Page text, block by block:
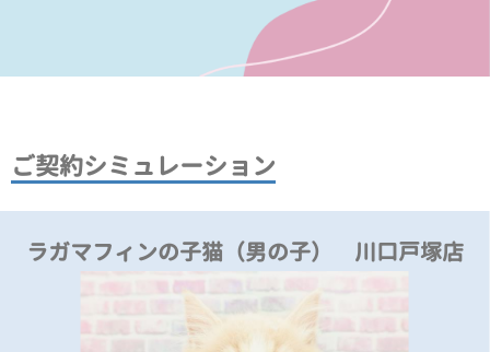
ご契約シミュレーション
ラガマフィンの子猫（男の子） 川口戸塚店